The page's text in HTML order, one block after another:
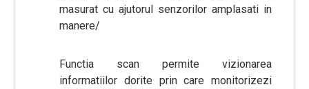
masurat cu ajutorul senzorilor amplasati in
manere/
Functia scan permite vizionarea
informatiilor dorite prin care monitorizezi